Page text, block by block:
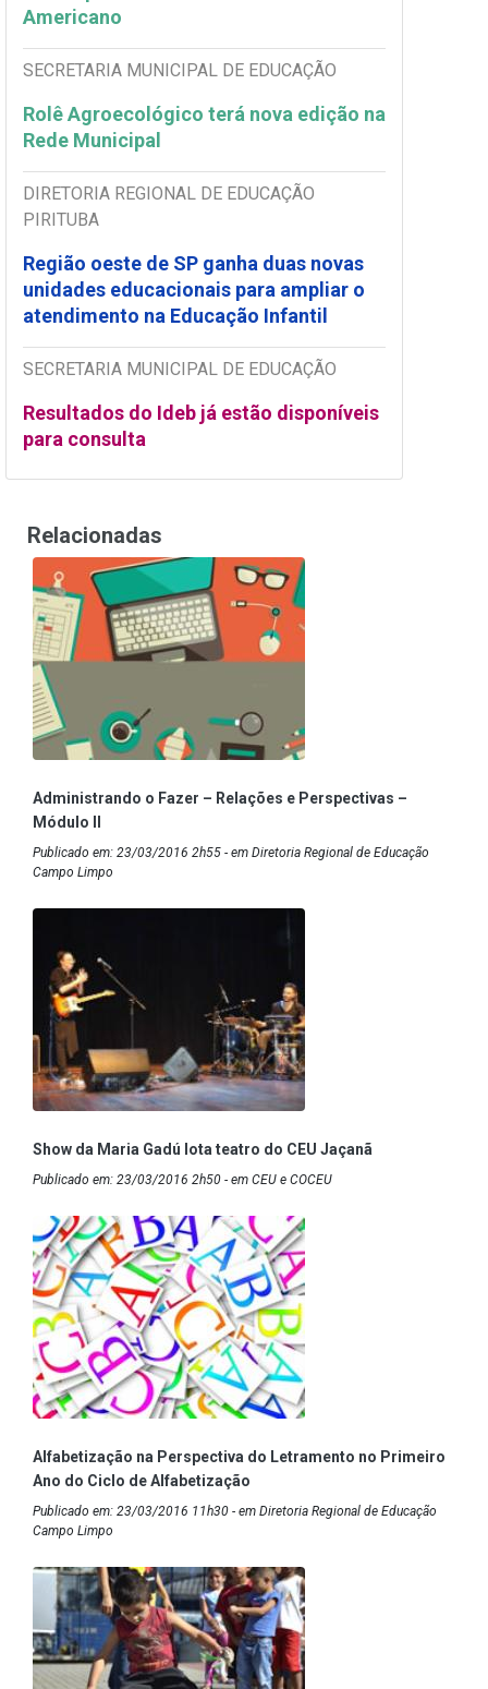
Americano
SECRETARIA MUNICIPAL DE EDUCAÇÃO
Rolê Agroecológico terá nova edição na
Rede Municipal
DIRETORIA REGIONAL DE EDUCAÇÃO
PIRITUBA
Região oeste de SP ganha duas novas
unidades educacionais para ampliar o
atendimento na Educação Infantil
SECRETARIA MUNICIPAL DE EDUCAÇÃO
Resultados do Ideb já estão disponíveis
para consulta
Relacionadas
Administrando o Fazer – Relações e Perspectivas –
Módulo II
Publicado em: 23/03/2016 2h55 - em Diretoria Regional de Educação
Campo Limpo
Show da Maria Gadú lota teatro do CEU Jaçanã
Publicado em: 23/03/2016 2h50 - em CEU e COCEU
Alfabetização na Perspectiva do Letramento no Primeiro
Ano do Ciclo de Alfabetização
Publicado em: 23/03/2016 11h30 - em Diretoria Regional de Educação
Campo Limpo